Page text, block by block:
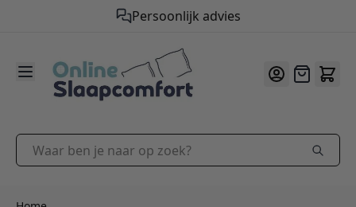
Gratis verzending vanaf €50,-
9.2/10
Offerte
Waar ben je naar op zoek?